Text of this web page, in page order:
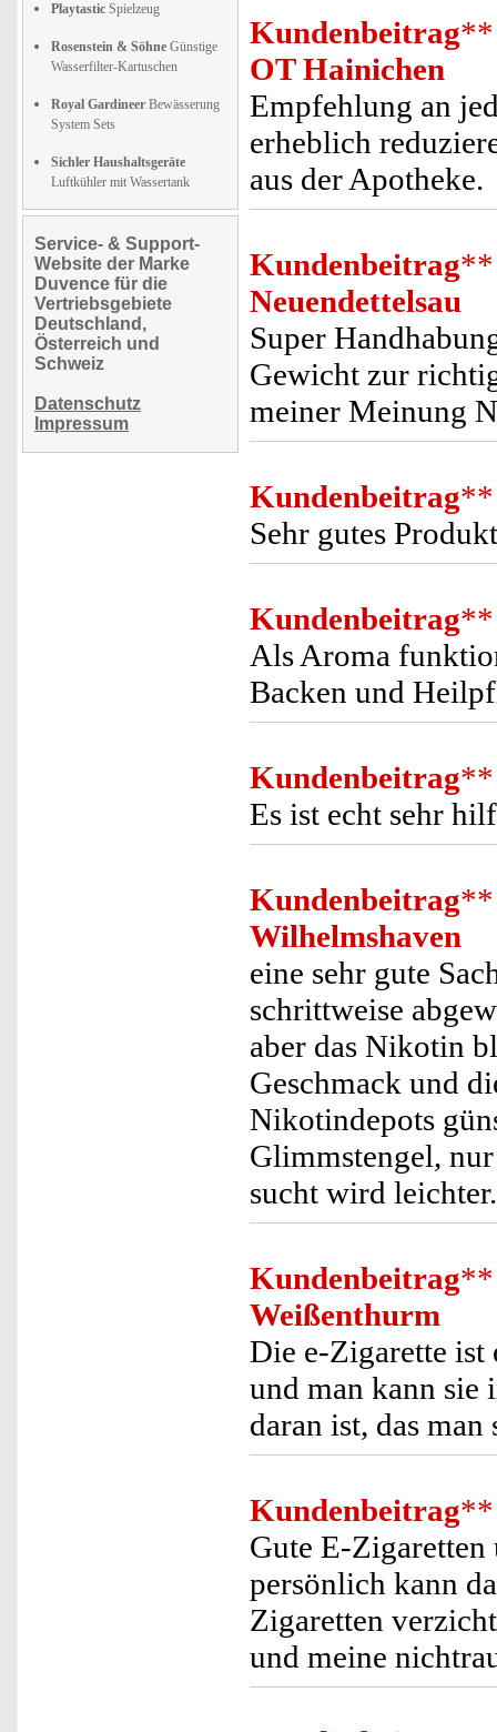
Playtastic Spielzeug
Rosenstein & Söhne Günstige
Wasserfilter-Kartuschen
Royal Gardineer Bewässerung
System Sets
Sichler Haushaltsgeräte
Luftkühler mit Wassertank
Service- & Support-
Website der Marke
Duvence für die
Vertriebsgebiete
Deutschland,
Österreich und
Schweiz
Datenschutz
Impressum
Kundenbeitrag**
OT Hainichen
Empfehlung an
erheblich
aus der Apotheke.
Kundenbeitrag**
Neuendettelsau
Super
Gewicht zur
meiner Meinung
Kundenbeitrag**
Sehr gutes
Kundenbeitrag**
Als Aroma
Backen und
Kundenbeitrag**
Es ist echt sehr
Kundenbeitrag**
Wilhelmshaven
eine sehr gute
schrittweise
aber das Nikotin
Geschmack und
Nikotindepots
Glimmstengel,
sucht wird leichter.
Kundenbeitrag**
Weißenthurm
Die e-Zigarette ist
und man kann sie
daran ist, das
Kundenbeitrag**
Gute E-
persönlich kann
Zigaretten
und meine